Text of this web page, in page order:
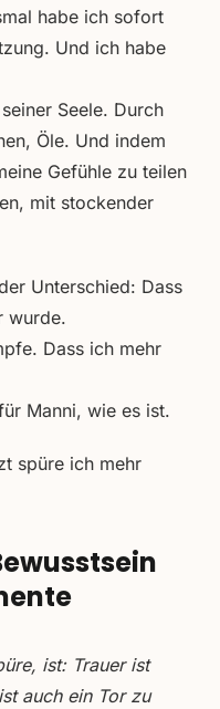
habe ich sofort
Und ich habe
Seele. Durch
Öle. Und indem
Gefühle zu teilen
mit stockender
Unterschied: Dass
wurde.
Dass ich mehr
Manni, wie es ist.
spüre ich mehr
ist: Trauer ist
auch ein Tor zu